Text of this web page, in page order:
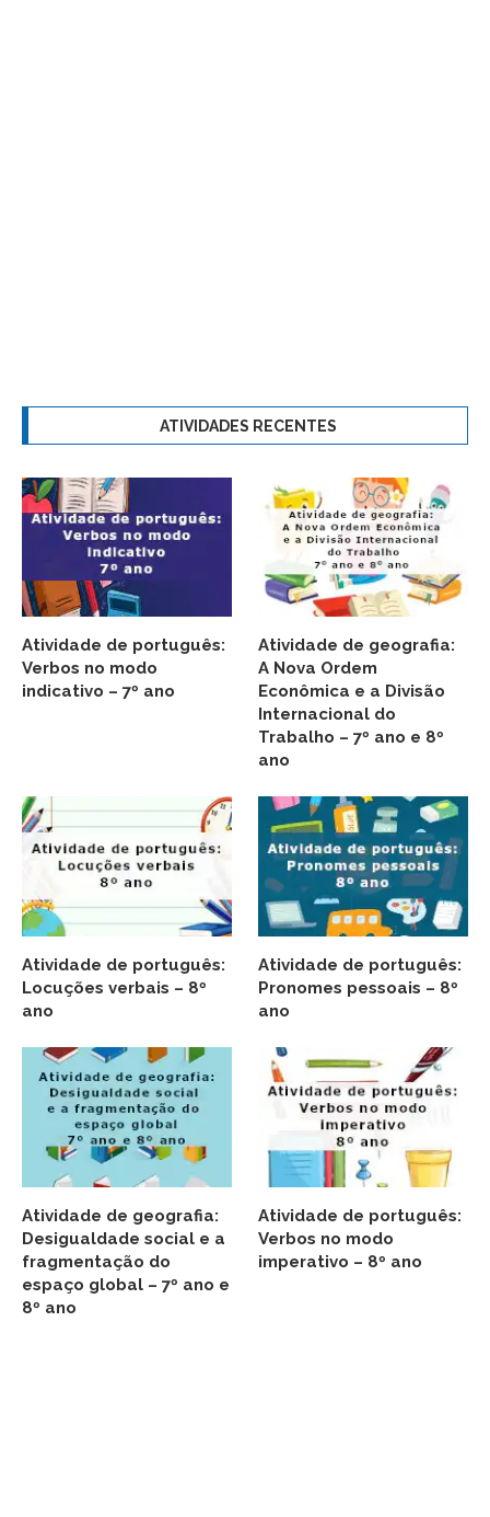
ATIVIDADES RECENTES
Atividade de português:
Verbos no modo
indicativo – 7º ano
Atividade de geografia:
A Nova Ordem
Econômica e a Divisão
Internacional do
Trabalho – 7º ano e 8º
ano
Atividade de português:
Locuções verbais – 8º
ano
Atividade de português:
Pronomes pessoais – 8º
ano
Atividade de geografia:
Desigualdade social e a
fragmentação do
espaço global – 7º ano e
8º ano
Atividade de português:
Verbos no modo
imperativo – 8º ano